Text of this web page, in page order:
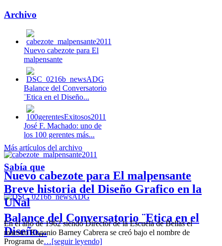
Archivo
Nuevo cabezote para El
malpensante
Balance del Conversatorio
¨Etica en el Diseño...
José F. Machado: uno de
los 100 gerentes más...
Nuevo cabezote para El malpensante
Balance del Conversatorio ¨Etica en el
Diseño...
Más artículos del archivo
Sabía que
Breve historia del Diseño Grafico en la
UNal
En el año de 1962 siendo Director de la Escuela de Bellas el
maestro Eugenio Barney Cabrera se creó bajo el nombre de
Programa de…[seguir leyendo]